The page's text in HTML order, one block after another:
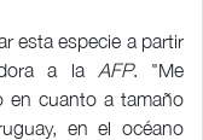
esta especie a partir
a la AFP. "Me
en cuanto a tamaño
en el océano